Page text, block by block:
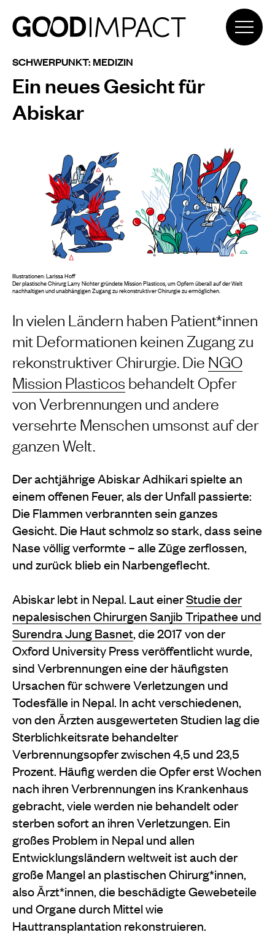
SCHWERPUNKT: MEDIZIN
Ein neues Gesicht für
Abiskar
In vielen Ländern haben Patient*innen
mit Deformationen keinen Zugang zu
rekonstruktiver Chirurgie. Die NGO
Mission Plasticos behandelt Opfer
von Verbrennungen und andere
versehrte Menschen umsonst auf der
ganzen Welt.
Der achtjährige Abiskar Adhikari spielte an
einem offenen Feuer, als der Unfall passierte:
Die Flammen verbrannten sein ganzes
Gesicht. Die Haut schmolz so stark, dass seine
Nase völlig verformte – alle Züge zerflossen,
und zurück blieb ein Narbengeflecht.
Abiskar lebt in Nepal. Laut einerStudie der
nepalesischen Chirurgen Sanjib Tripathee und
Surendra Jung Basnet, die 2017 von der
Oxford University Press veröffentlicht wurde,
sind Verbrennungen eine der häufigsten
Ursachen für schwere Verletzungen und
Todesfälle in Nepal. In acht verschiedenen,
von den Ärzten ausgewerteten Studien lag die
Sterblichkeitsrate behandelter
Verbrennungsopfer zwischen 4,5 und 23,5
Prozent. Häufig werden die Opfer erst Wochen
nach ihren Verbrennungen ins Krankenhaus
gebracht, viele werden nie behandelt oder
sterben sofort an ihren Verletzungen. Ein
großes Problem in Nepal und allen
Entwicklungsländern weltweit ist auch der
große Mangel an plastischen Chirurg*innen,
also Ärzt*innen, die beschädigte Gewebeteile
und Organe durch Mittel wie
Hauttransplantation rekonstruieren.
Illustrationen: Larissa Hoff
Der plastische Chirurg Larry Nichter gründete Mission Plasticos, um Opfern überall auf der Welt
nachhaltigen und unabhängigen Zugang zu rekonstruktiver Chirurgie zu ermöglichen.